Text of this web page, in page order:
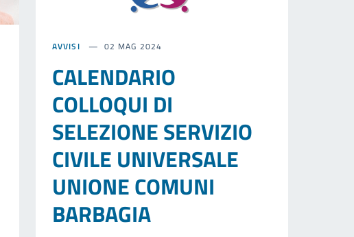
AVVISI 02 MAG 2024
CALENDARIO
COLLOQUI DI
SELEZIONE SERVIZIO
CIVILE UNIVERSALE
UNIONE COMUNI
BARBAGIA